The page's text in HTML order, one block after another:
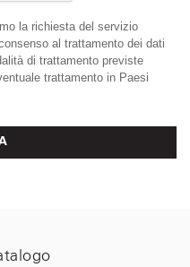
la richiesta del servizio
al trattamento dei dati
di trattamento previste
trattamento in Paesi